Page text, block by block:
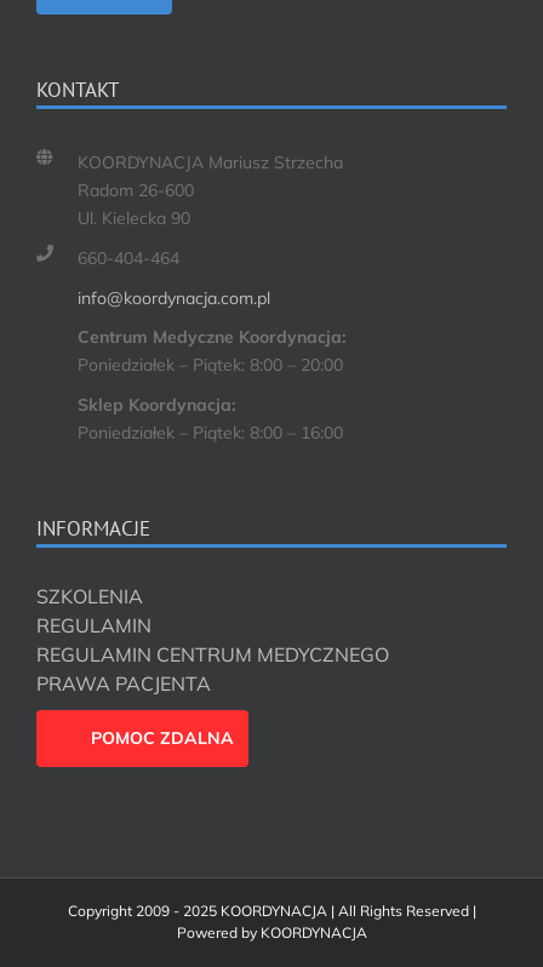
KONTAKT
KOORDYNACJA Mariusz Strzecha
Radom 26-600
Ul. Kielecka 90
660-404-464
info@koordynacja.com.pl
Centrum Medyczne Koordynacja:
Poniedziałek – Piątek: 8:00 – 20:00
Sklep Koordynacja:
Poniedziałek – Piątek: 8:00 – 16:00
INFORMACJE
SZKOLENIA
REGULAMIN
REGULAMIN CENTRUM MEDYCZNEGO
PRAWA PACJENTA
POMOC ZDALNA
Copyright 2009 - 2025 KOORDYNACJA | All Rights Reserved |
Powered by KOORDYNACJA